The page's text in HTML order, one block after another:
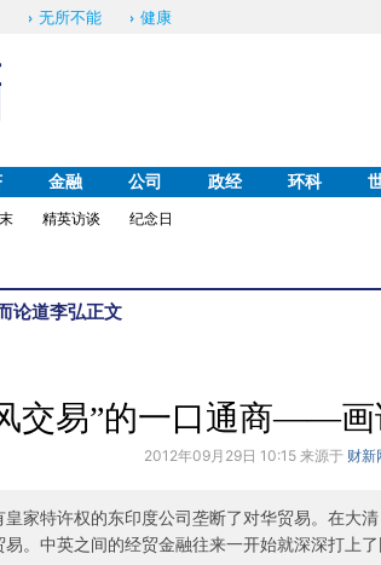
无所不能 健康
金融 公司 政经 环科
精英访谈 纪念日
论道李弘正文
交易”的一口通商——画
2012年09月29日 10:15 来源于 财新
皇家特许权的东印度公司垄断了对华贸易。在大
易。中英之间的经贸金融往来一开始就深深打上